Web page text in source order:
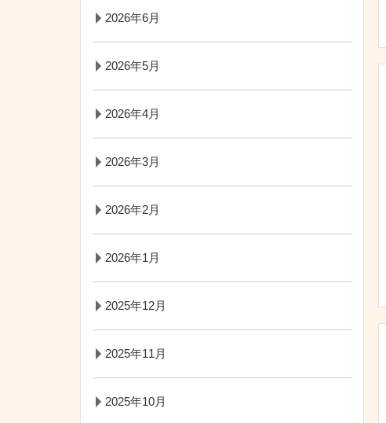
2026年6月
2026年5月
2026年4月
2026年3月
2026年2月
2026年1月
2025年12月
2025年11月
2025年10月